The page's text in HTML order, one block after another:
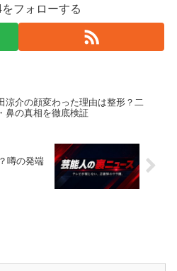
フォローする
涼介の顔変わった理由は整形？二
鼻の真相を徹底検証
噂の発端